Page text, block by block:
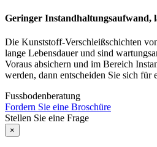
Geringer Instandhaltungsaufwand,
Die Kunststoff-Verschleißschichten
lange Lebensdauer und sind
Voraus absichern und im Bereich
werden, dann entscheiden Sie sich für
Fussbodenberatung
Fordern Sie eine Broschüre
Stellen Sie eine Frage
×